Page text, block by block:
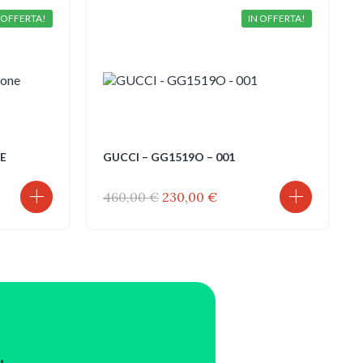
IN OFFERTA!
GUCCI – GG1519O – 001
460,00€ Il
230,00 €Il